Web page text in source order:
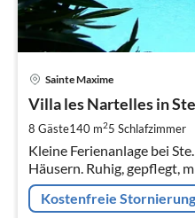
Sainte Maxime
Villa les Nartelles in
8 Gäste140 m25 Schlafzimmer
Kleine Ferienanlage bei
Häusern. Ruhig, gepflegt,
Gemütliches landestypisch
Wohlfühlen.
Kostenfreie Stornierung